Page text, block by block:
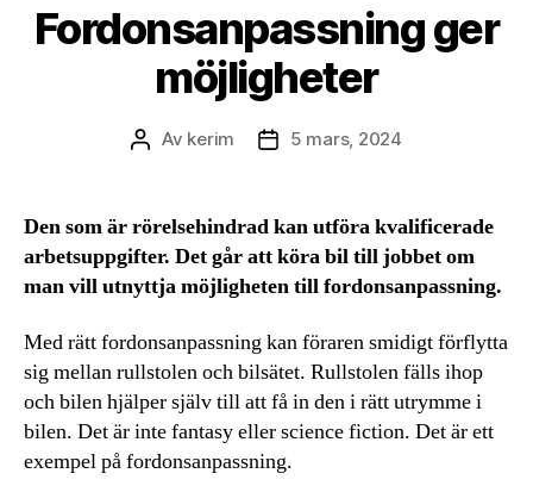
Fordonsanpassning ger
möjligheter
Inläggsförfattare
Av kerim Inläggsdatum
5 mars, 2024
Den som är rörelsehindrad kan utföra kvalificerade
arbetsuppgifter. Det går att köra bil till jobbet om
man vill utnyttja möjligheten till fordonsanpassning.
Med rätt fordonsanpassning kan föraren smidigt förflytta
sig mellan rullstolen och bilsätet. Rullstolen fälls ihop
och bilen hjälper själv till att få in den i rätt utrymme i
bilen. Det är inte fantasy eller science fiction. Det är ett
exempel på fordonsanpassning.